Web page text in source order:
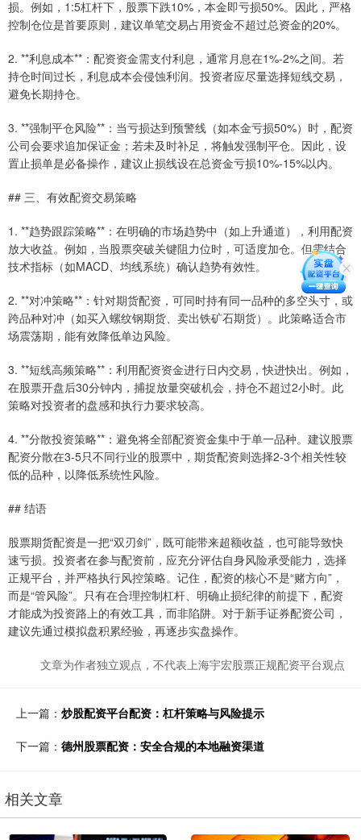
损。例如，1:5杠杆下，股票下跌10%，本金即亏损50%。因此，严格
控制仓位是首要原则，建议单笔交易占用资金不超过总资金的20%。
2. **利息成本**：配资资金需支付利息，通常月息在1%-2%之间。若
持仓时间过长，利息成本会侵蚀利润。投资者应尽量选择短线交易，
避免长期持仓。
3. **强制平仓风险**：当亏损达到预警线（如本金亏损50%）时，配资
公司会要求追加保证金；若未及时补足，将触发强制平仓。因此，设
置止损单是必备操作，建议止损线设在总资金亏损10%-15%以内。
## 三、有效配资交易策略
1. **趋势跟踪策略**：在明确的市场趋势中（如上升通道），利用配资
放大收益。例如，当股票突破关键阻力位时，可适度加仓。但需结合
技术指标（如MACD、均线系统）确认趋势有效性。
2. **对冲策略**：针对期货配资，可同时持有同一品种的多空头寸，或
跨品种对冲（如买入螺纹钢期货、卖出铁矿石期货）。此策略适合市
场震荡期，能有效降低单边风险。
3. **短线高频策略**：利用配资资金进行日内交易，快进快出。例如，
在股票开盘后30分钟内，捕捉放量突破机会，持仓不超过2小时。此
策略对投资者的盘感和执行力要求较高。
4. **分散投资策略**：避免将全部配资资金集中于单一品种。建议股票
配资分散在3-5只不同行业的股票中，期货配资则选择2-3个相关性较
低的品种，以降低系统性风险。
## 结语
股票期货配资是一把“双刃剑”，既可能带来超额收益，也可能导致快
速亏损。投资者在参与配资前，应充分评估自身风险承受能力，选择
正规平台，并严格执行风控策略。记住，配资的核心不是“赌方向”，
而是“管风险”。只有在合理控制杠杆、明确止损纪律的前提下，配资
才能成为投资路上的有效工具，而非陷阱。对于新手证券配资公司，
建议先通过模拟盘积累经验，再逐步实盘操作。
文章为作者独立观点，不代表上海宇宏股票正规配资平台观点
上一篇： 炒股配资平台配资：杠杆策略与风险提示
下一篇： 德州股票配资：安全合规的本地融资渠道
相关文章